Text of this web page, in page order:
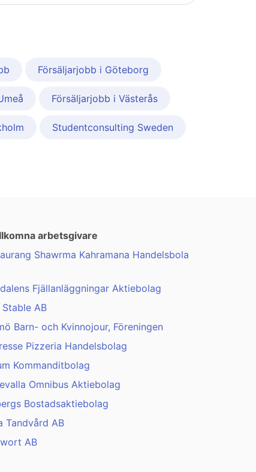
Försäljarjobb i Göteborg
Försäljarjobb i Västerås
Studentconsulting Sweden
arbetsgivare
Shawrma Kahramana Handelsbola
Fjällanläggningar Aktiebolag
Stable AB
Barn- och Kvinnojour, Föreningen
Pizzeria Handelsbolag
Kommanditbolag
Omnibus Aktiebolag
Bostadsaktiebolag
Tandvård AB
AB